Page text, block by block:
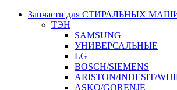
Запчасти для СТИРАЛЬНЫХ
ТЭН
SAMSUNG
УНИВЕРСАЛЬНЫЕ
LG
BOSCH/SIEMENS
ARISTON/INDESIT/
ASKO/GORENJE